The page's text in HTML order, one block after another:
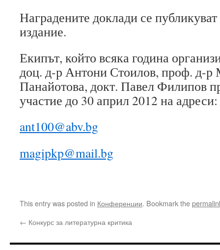
Наградените доклади се
издание.
Екипът, който всяка година
доц. д-р Антони Стоилов, проф. д-р
Панайотова, докт. Павел Филипов
участие до 30 април 2012 на адреси:
ant100@abv.bg
magipkp@mail.bg
This entry was posted in Конференции. Bookmark the
← Конкурс за литературна критика